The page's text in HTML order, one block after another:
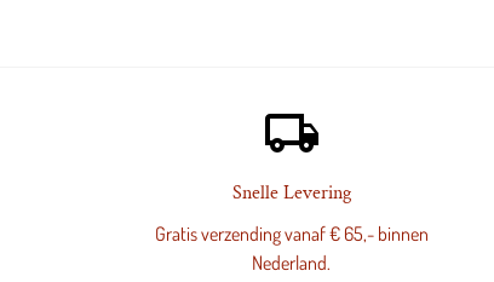
local_shipping
Snelle Levering
Gratis verzending vanaf € 65,- binnen
Nederland.